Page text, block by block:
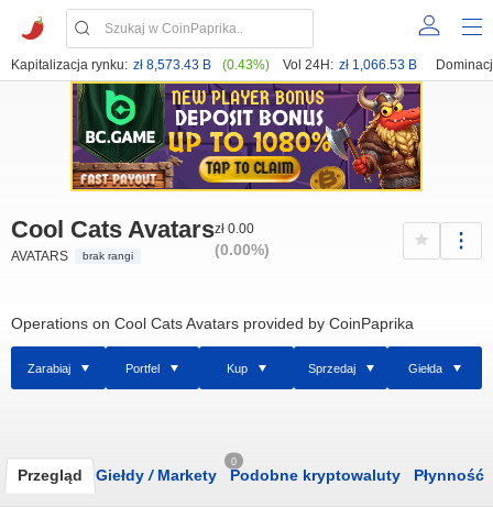
Kapitalizacja rynku: zł 8,573.43 B (0.43%) Vol 24H: zł 1,066.53 B
Cool Cats Avatars
AVATARS brak rangi
zł 0.00
(0.00%)
Operations on Cool Cats Avatars provided by CoinPaprika
Zarabiaj Portfel Kup Sprzedaj Giełda
Przegląd Giełdy /Markety
0
Podobne kryptowaluty Płynność